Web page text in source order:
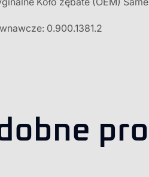
0.900.1381.2